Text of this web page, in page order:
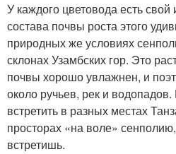
У каждого цветовода есть
состава почвы роста этого
природных же условиях
склонах Узамбских гор. Это
почвы хорошо увлажнен, и
около ручьев, рек и
встретить в разных местах
просторах «на воле»
встретишь.